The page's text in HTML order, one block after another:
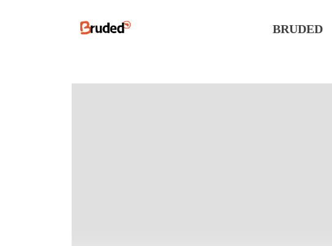
BRUDED